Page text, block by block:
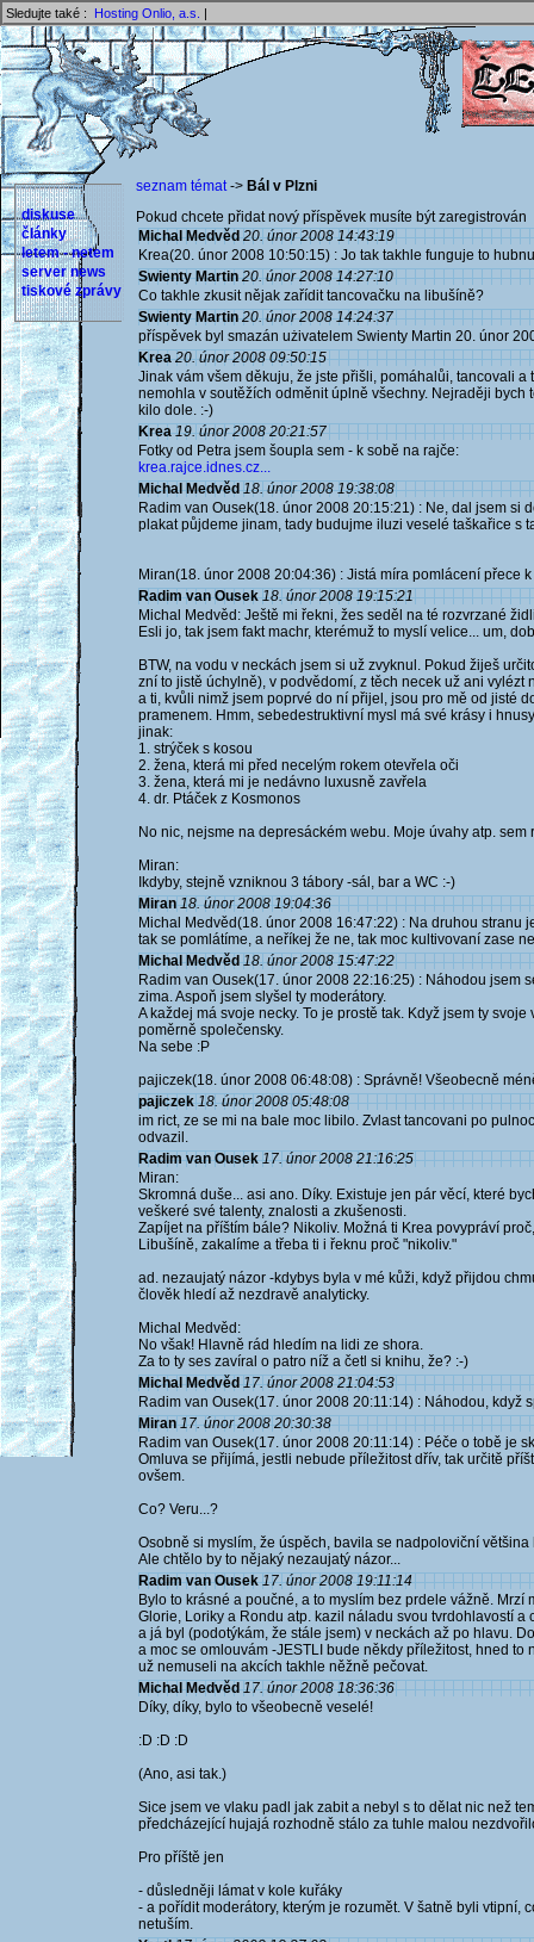
Sledujte také : Hosting Onlio, a.s. |
diskuse
články
letem - netem
server news
tiskové zprávy
seznam témat-> Bál v Plzni
Pokud chcete přidat nový příspěvek musíte být
Michal Medvěd 20. únor 2008 14:43:19
Krea(20. únor 2008 10:50:15) : Jo tak takhle funguje to
Swienty Martin 20. únor 2008 14:27:10
Co takhle zkusit nějak zařídit tancovačku na libušíně?
Swienty Martin 20. únor 2008 14:24:37
příspěvek byl smazán użivatelem Swienty Martin 20. únor
Krea 20. únor 2008 09:50:15
Jinak vám všem děkuju, že jste přišli, pomáhalůi, tancovali a
nemohla v soutěžích odměnit úplně všechny. Nejraději
kilo dole. :-)
Krea 19. únor 2008 20:21:57
Fotky od Petra jsem šoupla sem - k sobě na rajče:
krea.rajce.idnes.cz...
Michal Medvěd 18. únor 2008 19:38:08
Radim van Ousek(18. únor 2008 20:15:21) : Ne, dal jsem si
plakat půjdeme jinam, tady budujme iluzi veselé taškařice s
Miran(18. únor 2008 20:04:36) : Jistá míra pomlácení přece
Radim van Ousek 18. únor 2008 19:15:21
Michal Medvěd: Ještě mi řekni, žes seděl na té rozvrzané
Esli jo, tak jsem fakt machr, kterémuž to myslí velice... um,
BTW, na vodu v neckách jsem si už zvyknul. Pokud žiješ
zní to jistě úchylně), v podvědomí, z těch necek už ani
a ti, kvůli nimž jsem poprvé do ní přijel, jsou pro mě od jisté
pramenem. Hmm, sebedestruktivní mysl má své krásy i
jinak:
1. strýček s kosou
2. žena, která mi před necelým rokem otevřela oči
3. žena, která mi je nedávno luxusně zavřela
4. dr. Ptáček z Kosmonos
No nic, nejsme na depresáckém webu. Moje úvahy atp. sem
Miran:
Ikdyby, stejně vzniknou 3 tábory -sál, bar a WC :-)
Miran 18. únor 2008 19:04:36
Michal Medvěd(18. únor 2008 16:47:22) : Na druhou stranu
tak se pomlátíme, a neříkej že ne, tak moc kultivovaní zase
Michal Medvěd 18. únor 2008 15:47:22
Radim van Ousek(17. únor 2008 22:16:25) : Náhodou jsem
zima. Aspoň jsem slyšel ty moderátory.
A každej má svoje necky. To je prostě tak. Když jsem ty
poměrně společensky.
Na sebe :P
pajiczek(18. únor 2008 06:48:08) : Správně! Všeobecně
pajiczek 18. únor 2008 05:48:08
im rict, ze se mi na bale moc libilo. Zvlast tancovani po
odvazil.
Radim van Ousek 17. únor 2008 21:16:25
Miran:
Skromná duše... asi ano. Díky. Existuje jen pár věcí, které
veškeré své talenty, znalosti a zkušenosti.
Zapíjet na příštím bále? Nikoliv. Možná ti Krea povypráví
Libušíně, zakalíme a třeba ti i řeknu proč "nikoliv."
ad. nezaujatý názor -kdybys byla v mé kůži, když přijdou
člověk hledí až nezdravě analyticky.
Michal Medvěd:
No však! Hlavně rád hledím na lidi ze shora.
Za to ty ses zavíral o patro níž a četl si knihu, že? :-)
Michal Medvěd 17. únor 2008 21:04:53
Radim van Ousek(17. únor 2008 20:11:14) : Náhodou, když
Miran 17. únor 2008 20:30:38
Radim van Ousek(17. únor 2008 20:11:14) : Péče o tobě je
Omluva se přijímá, jestli nebude příležitost dřív, tak určitě
ovšem.
Co? Veru...?
Osobně si myslím, že úspěch, bavila se nadpoloviční
Ale chtělo by to nějaký nezaujatý názor...
Radim van Ousek 17. únor 2008 19:11:14
Bylo to krásné a poučné, a to myslím bez prdele vážně.
Glorie, Loriky a Rondu atp. kazil náladu svou tvrdohlavostí
a já byl (podotýkám, že stále jsem) v neckách až po hlavu.
a moc se omlouvám -JESTLI bude někdy příležitost, hned
už nemuseli na akcích takhle něžně pečovat.
Michal Medvěd 17. únor 2008 18:36:36
Díky, díky, bylo to všeobecně veselé!
:D :D :D
(Ano, asi tak.)
Sice jsem ve vlaku padl jak zabit a nebyl s to dělat nic než
předcházející hujajá rozhodně stálo za tuhle malou
Pro příště jen
- důsledněji lámat v kole kuřáky
- a pořídit moderátory, kterým je rozumět. V šatně byli
netuším.